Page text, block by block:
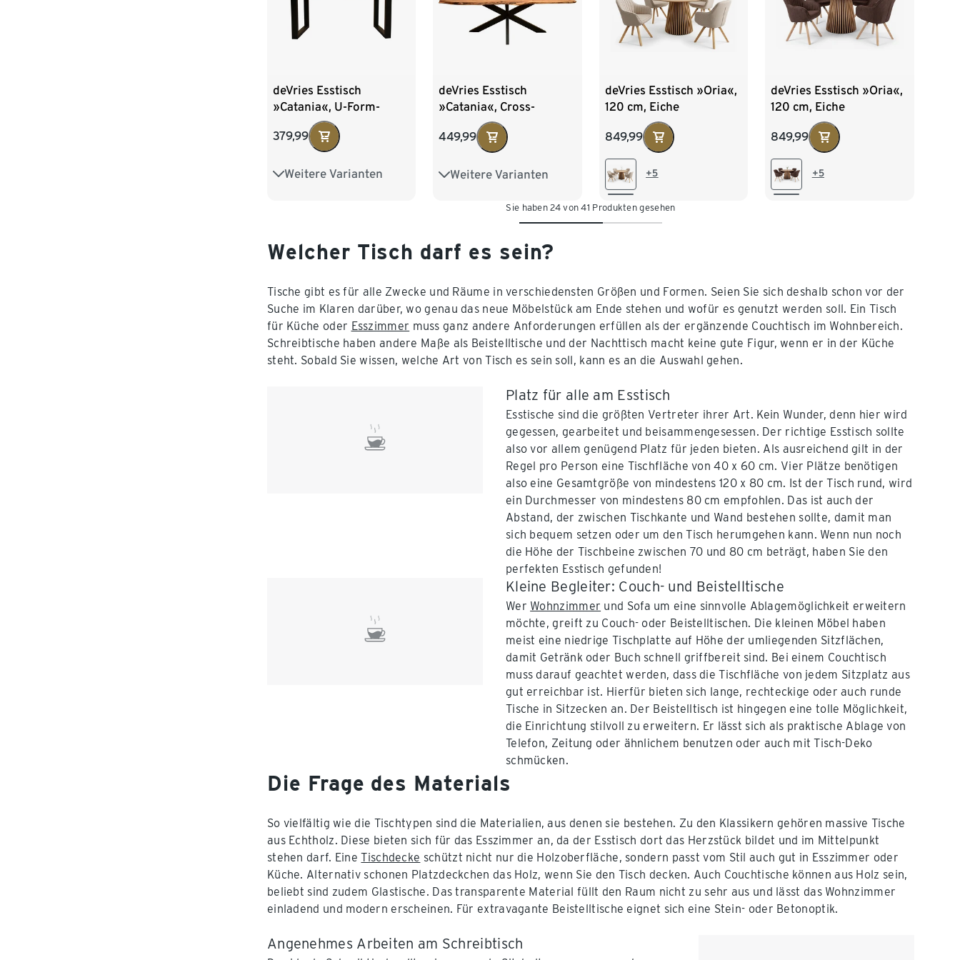
deVries Esstisch
»Catania«, U-Form-
Gestell, ca. 160 x 90 cm
379,99
Weitere Varianten
Cross-Gestell
deVries Esstisch
»Catania«, Cross-
Gestell, ca. 160 x 90 cm
449,99
Weitere Varianten
U-Form-Gestell
X-Bein-Gestell
deVries Esstisch »Oria«,
120 cm, Eiche
naturfaben und 4 Stühle
»Matera«, beige
849,99
+5
deVries Esstisch »Oria«,
120 cm, Eiche
naturfaben und 4 Stühle
»Matera«, dunkelbraun
849,99
+5
Sie haben 24 von 41 Produkten gesehen
Welcher Tisch darf es sein?
Tische gibt es für alle Zwecke und Räume in verschiedensten Größen und Formen. Seien Sie sich deshalb schon vor der
Suche im Klaren darüber, wo genau das neue Möbelstück am Ende stehen und wofür es genutzt werden soll. Ein Tisch
für Küche oder Esszimmer muss ganz andere Anforderungen erfüllen als der ergänzende Couchtisch im Wohnbereich.
Schreibtische haben andere Maße als Beistelltische und der Nachttisch macht keine gute Figur, wenn er in der Küche
steht. Sobald Sie wissen, welche Art von Tisch es sein soll, kann es an die Auswahl gehen.
Platz für alle am Esstisch
Esstische sind die größten Vertreter ihrer Art. Kein Wunder, denn hier wird
gegessen, gearbeitet und beisammengesessen. Der richtige Esstisch sollte
also vor allem genügend Platz für jeden bieten. Als ausreichend gilt in der
Regel pro Person eine Tischfläche von 40 x 60 cm. Vier Plätze benötigen
also eine Gesamtgröße von mindestens 120 x 80 cm. Ist der Tisch rund, wird
ein Durchmesser von mindestens 80 cm empfohlen. Das ist auch der
Abstand, der zwischen Tischkante und Wand bestehen sollte, damit man
sich bequem setzen oder um den Tisch herumgehen kann. Wenn nun noch
die Höhe der Tischbeine zwischen 70 und 80 cm beträgt, haben Sie den
perfekten Esstisch gefunden!
Kleine Begleiter: Couch- und Beistelltische
Wer Wohnzimmer und Sofa um eine sinnvolle Ablagemöglichkeit erweitern
möchte, greift zu Couch- oder Beistelltischen. Die kleinen Möbel haben
meist eine niedrige Tischplatte auf Höhe der umliegenden Sitzflächen,
damit Getränk oder Buch schnell griffbereit sind. Bei einem Couchtisch
muss darauf geachtet werden, dass die Tischfläche von jedem Sitzplatz aus
gut erreichbar ist. Hierfür bieten sich lange, rechteckige oder auch runde
Tische in Sitzecken an. Der Beistelltisch ist hingegen eine tolle Möglichkeit,
die Einrichtung stilvoll zu erweitern. Er lässt sich als praktische Ablage von
Telefon, Zeitung oder ähnlichem benutzen oder auch mit Tisch-Deko
schmücken.
Die Frage des Materials
So vielfältig wie die Tischtypen sind die Materialien, aus denen sie bestehen. Zu den Klassikern gehören massive Tische
aus Echtholz. Diese bieten sich für das Esszimmer an, da der Esstisch dort das Herzstück bildet und im Mittelpunkt
stehen darf. EineTischdecke schützt nicht nur die Holzoberfläche, sondern passt vom Stil auch gut in Esszimmer oder
Küche. Alternativ schonen Platzdeckchen das Holz, wenn Sie den Tisch decken. Auch Couchtische können aus Holz sein,
beliebt sind zudem Glastische. Das transparente Material füllt den Raum nicht zu sehr aus und lässt das Wohnzimmer
einladend und modern erscheinen. Für extravagante Beistelltische eignet sich eine Stein- oder Betonoptik.
Angenehmes Arbeiten am Schreibtisch